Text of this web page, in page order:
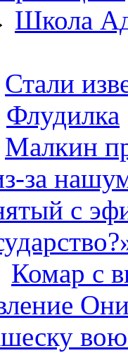
Школа
Стали
Флудилка
Малкин
за
с
Комар с